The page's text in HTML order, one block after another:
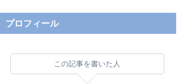
プロフィール
この記事を書いた人